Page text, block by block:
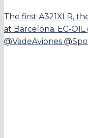
The first A321XLR,
at Barcelona. EC-
@VadeAviones